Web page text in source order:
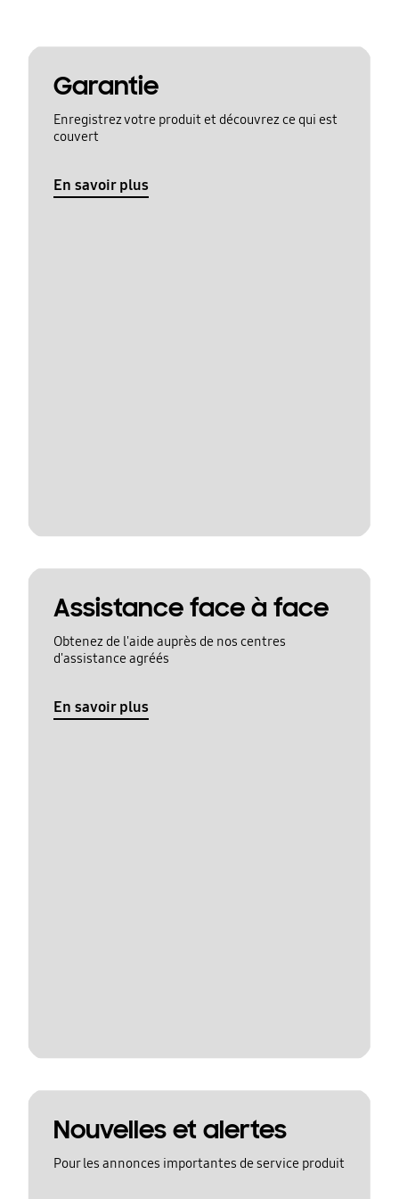
Garantie
Enregistrez votre produit et découvrez ce qui est
couvert
En savoir plus
Assistance face à face
Obtenez de l'aide auprès de nos centres
d'assistance agréés
En savoir plus
Nouvelles et alertes
Pour les annonces importantes de service produit